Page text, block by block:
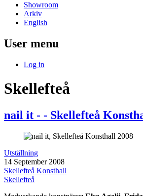
Showroom
Arkiv
English
User menu
Log in
Skellefteå
nail it - - Skellefteå
Utställning
14 September 2008
Skellefteå Konsthall
Skellefteå